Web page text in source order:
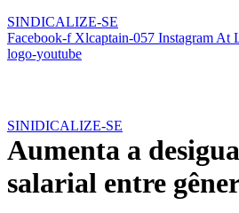
SINDICALIZE-SE
Facebook-f Xlcaptain-057 Instagram At
logo-youtube
SINIDICALIZE-SE
Aumenta a
salarial entre